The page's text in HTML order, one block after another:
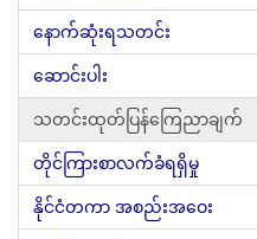
နောက်ဆုံးရသတင်း
ဆောင်းပါး
သတင်းထုတ်ပြန်ကြေညာချက်
တိုင်ကြားစာလက်ခံရရှိမှု
နိုင်ငံတကာ အစည်းအဝေး